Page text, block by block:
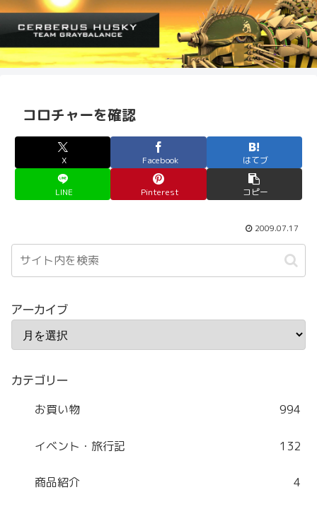
コロチャーを確認
X Facebook はてブ
LINE Pinterest コピー
2009.07.17
アーカイブ
カテゴリー
お買い物 994
イベント・旅行記 132
商品紹介 4